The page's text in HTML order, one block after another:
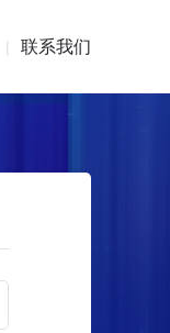
| 联系我们